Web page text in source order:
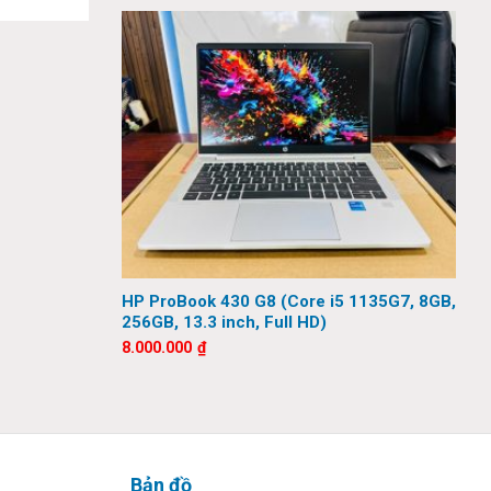
HP ProBook 430 G8 (Core i5 1135G7, 8GB,
256GB, 13.3 inch, Full HD)
8.000.000 ₫
Bản đồ